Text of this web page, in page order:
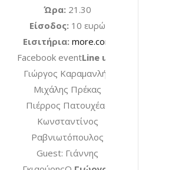
Ώρα: 21.30
Είσοδος: 10 ευρώ
Εισιτήρια: more.com
Facebook eventLine up:
Γιώργος Καραμανλής
Μιχάλης Πρέκας
Πιέρρος Πατουχέας
Κωνσταντίνος
Ραβνιωτόπουλος
Guest: Γιάννης